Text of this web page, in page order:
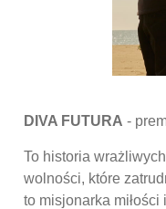
DIVA FUTURA -
To historia
wolności, które
to misjonarka